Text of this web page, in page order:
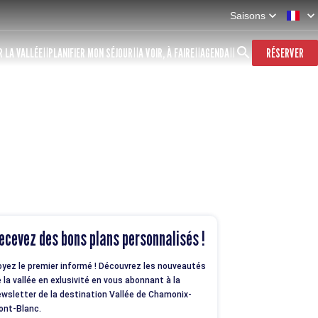
Saisons
LA VALLÉE PLANIFIER MON SÉJOUR A VOIR, À FAIRE AGENDA RÉSERVER
des bons plans personnalisés !
le premier informé ! Découvrez les nouveautés
la vallée en exlusivité en vous abonnant à la
de la destination Vallée de Chamonix-
Blanc.